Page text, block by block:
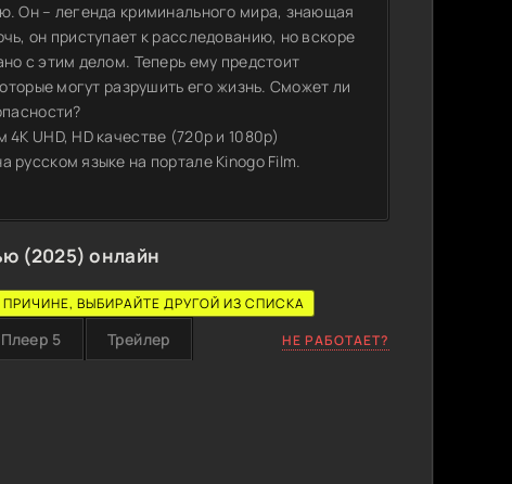
Он – легенда криминального мира, знающая
он приступает к расследованию, но вскоре
с этим делом. Теперь ему предстоит
могут разрушить его жизнь. Сможет ли
UHD, HD качестве (720p и 1080p)
русском языке на портале Kinogo Film.
(2025) онлайн
ВЫБИРАЙТЕ ДРУГОЙ ИЗ СПИСКА
Плеер 5 Трейлер НЕ РАБОТАЕТ?